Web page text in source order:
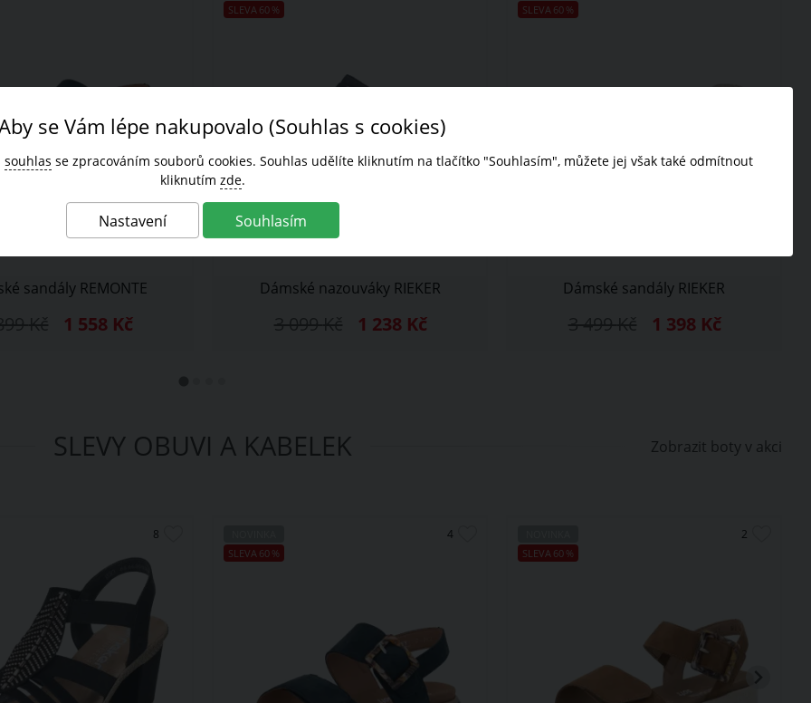
sandály REMONTE
1 558 Kč
SLEVA 60 %
Dámské nazouváky RIEKER
1 238 Kč
SLEVA 60 %
Dámské sandály RIEKER
1 398 Kč
SLEVY OBUVI A KABELEK Zobrazit boty v akci
SLEVA 60 %
SLEVA 60 %
se Vám lépe nakupovalo (Souhlas s cookies)
souhlas se zpracováním souborů cookies. Souhlas udělíte kliknutím na tlačítko "Souhlasím", můžete jej však také odmítnout
kliknutím zde.
Nastavení Souhlasím